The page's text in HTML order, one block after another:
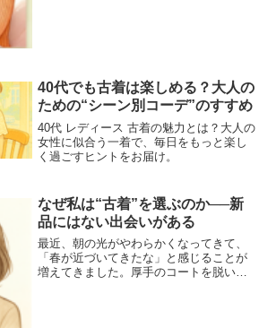
40代でも古着は楽しめる？大人の
ための“シーン別コーデ”のすすめ
40代 レディース 古着の魅力とは？大人の
女性に似合う一着で、毎日をもっと楽し
く過ごすヒントをお届け。
なぜ私は“古着”を選ぶのか──新
品にはない出会いがある
最近、朝の光がやわらかくなってきて、
「春が近づいてきたな」と感じることが
増えてきました。厚手のコートを脱い